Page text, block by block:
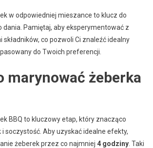
w odpowiedniej mieszance to klucz do
dania. Pamiętaj, aby eksperymentować z
co pozwoli Ci znaleźć idealny
do Twoich preferencji.
marynować żeberka
BBQ to kluczowy etap, który znacząco
i soczystość. Aby uzyskać idealne efekty,
żeberek przez co najmniej 4 godziny. Taki